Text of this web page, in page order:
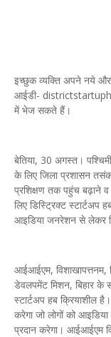
इच्छुक व्यक्ति अपने नये
आईडी-
में भेज सकते हैं।
बेतिया, 30 अगस्त।
के लिए जिला प्रशासन
प्रशिक्षण तक पहुंच बढ़ाने
लिए डिस्ट्रिक्ट स्टार्टअप
आइडिया जनरेशन से लेकर
आईआईएम, विशाखापत्तनम,
डेवलपमेंट मिशन, बिहार के
स्टार्टअप हब क्रियाशील
करेगा जो लोगों को
प्रदान करेगा। आईआईएम